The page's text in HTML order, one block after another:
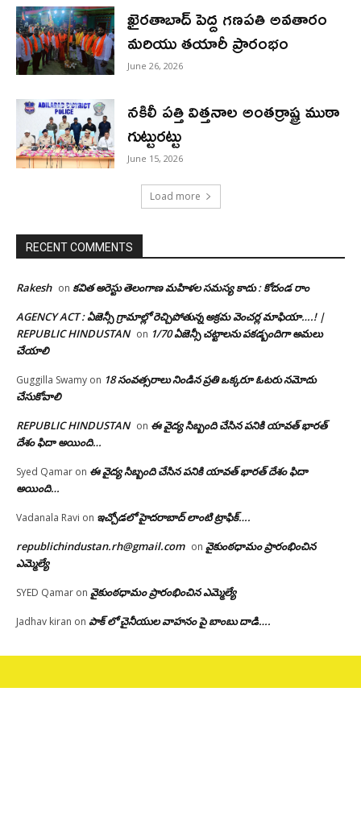
ఖైరతాబాద్ పెద్ద గణపతి అవతారం
మరియు తయారీ ప్రారంభం
June 26, 2026
నకిలీ పత్తి విత్తనాల అంతర్రాష్ట్ర ముఠా
గుట్టురట్టు
June 15, 2026
Load more
RECENT COMMENTS
Rakesh on కవిత అరెస్టు తెలంగాణ మహిళల సమస్య కాదు : కోదండ రాం
AGENCY ACT : ఏజెన్సీ గ్రామాల్లో రెచ్చిపోతున్న అక్రమ వెంచర్ల మాఫియా….! |
REPUBLIC HINDUSTAN on 1/70 ఏజెన్సీ చట్టాలను పకడ్బందిగా అమలు
చేయాలి
Guggilla Swamy on 18 సంవత్సరాలు నిండిన ప్రతి ఒక్కరూ ఓటరు నమోదు
చేసుకోవాలి
REPUBLIC HINDUSTAN on ఈ వైద్య సిబ్బంది చేసిన పనికి యావత్ భారత్
దేశం ఫిదా అయింది…
Syed Qamar on ఈ వైద్య సిబ్బంది చేసిన పనికి యావత్ భారత్ దేశం ఫిదా
అయింది…
Vadanala Ravi on ఇచ్చోడలో హైదరాబాద్ లాంటి ట్రాఫిక్….
republichindustan.rh@gmail.com on వైకుంఠధామం ప్రారంభించిన
ఎమ్మెల్యే
SYED Qamar on వైకుంఠధామం ప్రారంభించిన ఎమ్మెల్యే
Jadhav kiran on పాక్ లో చైనీయుల వాహనం పై బాంబు దాడి….